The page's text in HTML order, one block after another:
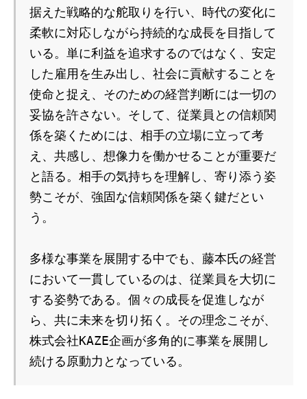
据えた戦略的な舵取りを行い、時代の変化に
柔軟に対応しながら持続的な成長を目指して
いる。単に利益を追求するのではなく、安定
した雇用を生み出し、社会に貢献することを
使命と捉え、そのための経営判断には一切の
妥協を許さない。そして、従業員との信頼関
係を築くためには、相手の立場に立って考
え、共感し、想像力を働かせることが重要だ
と語る。相手の気持ちを理解し、寄り添う姿
勢こそが、強固な信頼関係を築く鍵だとい
う。
多様な事業を展開する中でも、藤本氏の経営
において一貫しているのは、従業員を大切に
する姿勢である。個々の成長を促進しなが
ら、共に未来を切り拓く。その理念こそが、
株式会社KAZE企画が多角的に事業を展開し
続ける原動力となっている。